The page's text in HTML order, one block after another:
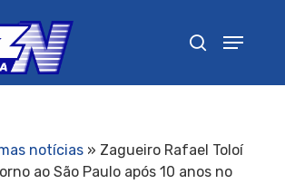
notícias» Zagueiro Rafael Toloí
ao São Paulo após 10 anos no